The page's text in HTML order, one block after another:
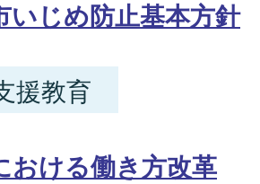
いじめ防止基本方針
援教育
おける働き方改革